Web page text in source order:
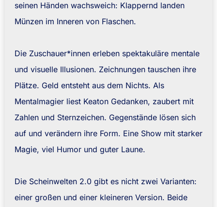
seinen Händen wachsweich: Klappernd landen
Münzen im Inneren von Flaschen.
Die Zuschauer*innen erleben spektakuläre mentale
und visuelle Illusionen. Zeichnungen tauschen ihre
Plätze. Geld entsteht aus dem Nichts. Als
Mentalmagier liest Keaton Gedanken, zaubert mit
Zahlen und Sternzeichen. Gegenstände lösen sich
auf und verändern ihre Form. Eine Show mit starker
Magie, viel Humor und guter Laune.
Die Scheinwelten 2.0 gibt es nicht zwei Varianten:
einer großen und einer kleineren Version. Beide